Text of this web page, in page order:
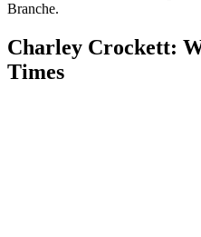
Branche.
Charley Crockett:
Times